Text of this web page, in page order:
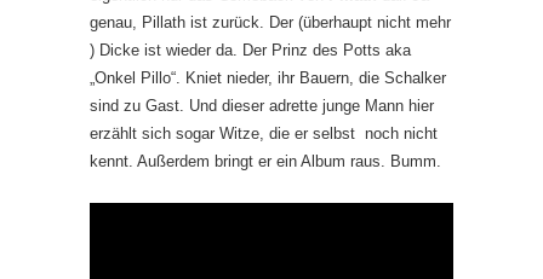
genau, Pillath ist zurück. Der (überhaupt nicht mehr
) Dicke ist wieder da. Der Prinz des Potts aka
„Onkel Pillo“. Kniet nieder, ihr Bauern, die Schalker
sind zu Gast. Und dieser adrette junge Mann hier
erzählt sich sogar Witze, die er selbst noch nicht
kennt. Außerdem bringt er ein Album raus. Bumm.